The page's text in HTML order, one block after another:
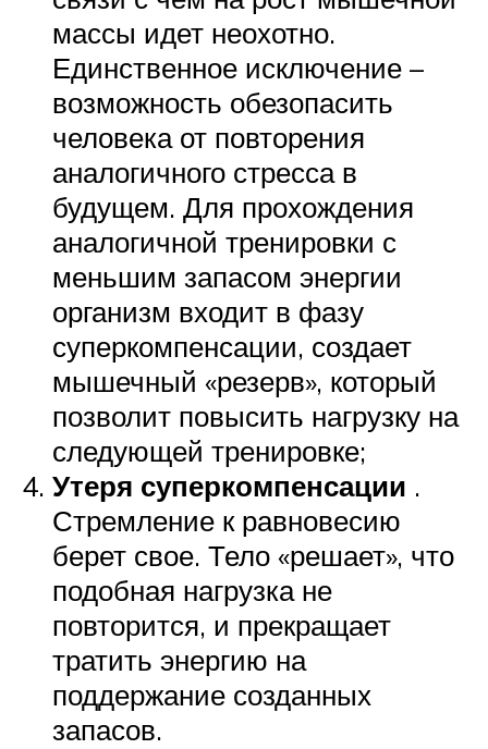
массы идет неохотно.
Единственное исключение –
возможность обезопасить
человека от повторения
аналогичного стресса в
будущем. Для прохождения
аналогичной тренировки с
меньшим запасом энергии
организм входит в фазу
суперкомпенсации, создает
мышечный «резерв», который
позволит повысить нагрузку на
следующей тренировке;
Утеря суперкомпенсации .
Стремление к равновесию
берет свое. Тело «решает», что
подобная нагрузка не
повторится, и прекращает
тратить энергию на
поддержание созданных
запасов.